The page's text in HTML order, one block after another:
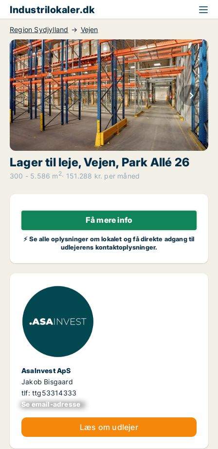
Industrilokaler.dk
Region Sydjylland Vejen
Lager til leje, Vejen, Park Allé 26
300 - 5.586 m 2 151.288 kr. per måned
Få mere info
⚡ Se alle oplysninger om lokalet og få direkte adgang til
udlejerens kontaktoplysninger.
AsaInvest ApS
Jakob Bisgaard
tlf: ttg53314333
Se email-adresse
xxxxxxxxxxxxxxxx
Læs om udlejer